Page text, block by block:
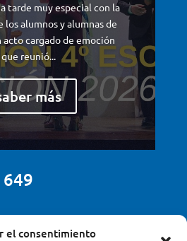
el consentimiento
tarde muy especial con la
los alumnos y alumnas de
acto cargado de emoción
que reunió...
más